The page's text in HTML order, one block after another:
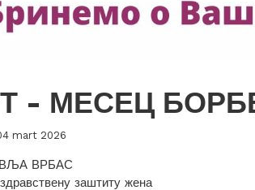
- МЕСЕЦ
mart 2026
ВРБАС
заштиту жена